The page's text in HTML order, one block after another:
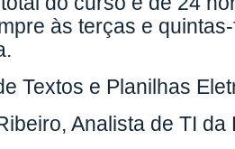
às terças e
Textos e Planilhas
Analista de TI